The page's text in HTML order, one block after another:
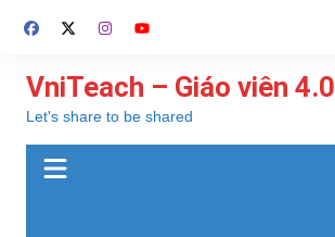
đến
dung
VniTeach – Giáo viên 4.0
Let's share to be shared